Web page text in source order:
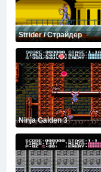
Strider / Страйдер
Ninja Gaiden 3